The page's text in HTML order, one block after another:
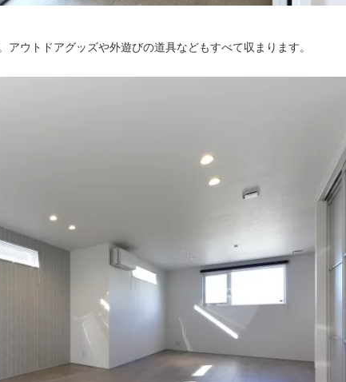
ウトドアグッズや外遊びの道具などもすべて収まります。